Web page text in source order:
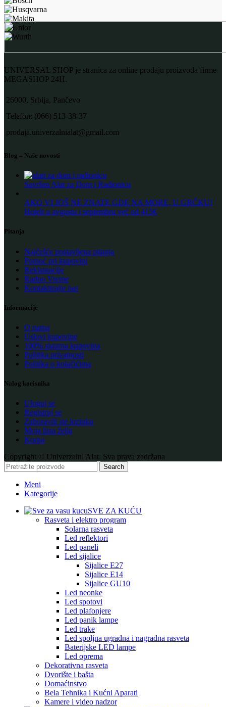
UNIVERSAL SHOP je stranica za online prodaju proizvoda firme
MEGASHOP 24H.
26000, Srbija, Pančevo
Telefon: (066) 513-38-37
prodaja.univerzalnialat@gmail.com
Blog – Naše novosti
Savršen Alat za Dom i Radionicu
AKO VI JOŠ NE ZNATE GDE NA MORE, U GRČKU!
Hoteli u avgustu i septembru već od 415€
Pitanja
Najčešće postavljena pitanja
Pomoć pri kupovini
Reklamacije
Radno Vreme
Kontaktirajte nas
Informacije
O nama
Uslovi kupovine
100% sigurna kupovina
Politika privatnosti
Politika o kolačićima
Nalog korisnika
Uloguj se
Registruj se
Zaboravili ste lozinku
Moja lista želja
Korpa
Copyright © Univerzalni Alat. Sva prava zadržana
Search
Meni
Kategorije
SVE ZA KUĆU
Rasveta i elektro program
Solarna rasveta
Led reflektori
Led paneli
Led sijalice
Sijalice E27
Sijalice E14
Sijalice GU10
Led neonke
Led spotovi
Led plafonjere
Led panik lampe
Led trake
Led spoljna ugradna i nagradna rasveta
Baterijske LED lampe
Led oprema
Dekorativna rasveta
Dvorište i bašta
Domaćinstvo
Bela Tehnika i Kućni Aparati
Kamere i video nadzor